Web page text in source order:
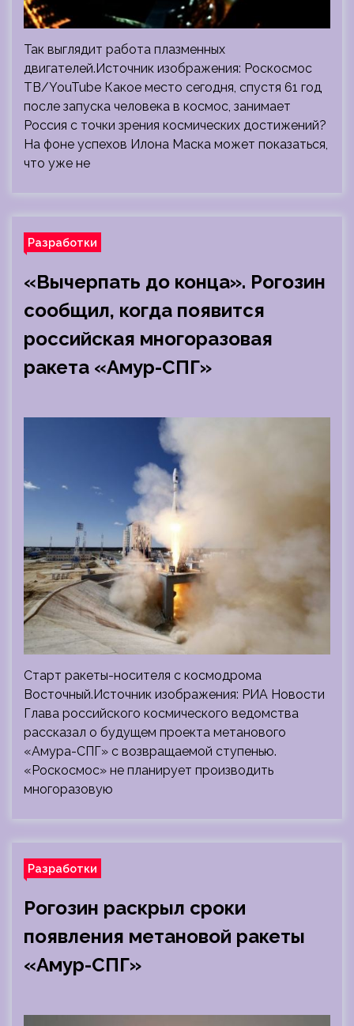
Так выглядит работа плазменных
двигателей.Источник изображения: Роскосмос
ТВ/YouTube Какое место сегодня, спустя 61 год
после запуска человека в космос, занимает
Россия с точки зрения космических достижений?
На фоне успехов Илона Маска может показаться,
что уже не
Разработки
«Вычерпать до конца». Рогозин
сообщил, когда появится
российская многоразовая
ракета «Амур-СПГ»
Старт ракеты-носителя с космодрома
Восточный.Источник изображения: РИА Новости
Глава российского космического ведомства
рассказал о будущем проекта метанового
«Амура-СПГ» с возвращаемой ступенью.
«Роскосмос» не планирует производить
многоразовую
Разработки
Рогозин раскрыл сроки
появления метановой ракеты
«Амур-СПГ»